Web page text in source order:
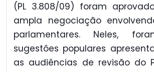
(PL 3.808/09) foram
ampla negociação
parlamentares. Neles,
sugestões populares
as audiências de revisão do